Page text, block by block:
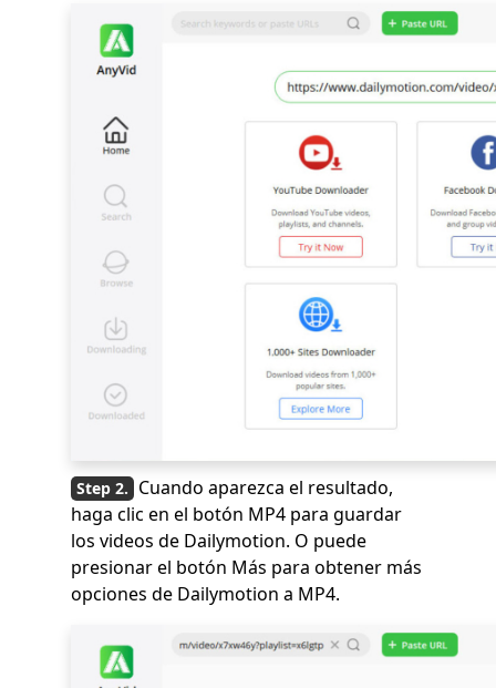
Cuando aparezca el resultado,
haga clic en el botón MP4 para guardar
los videos de Dailymotion. O puede
presionar el botón Más para obtener más
opciones de Dailymotion a MP4.